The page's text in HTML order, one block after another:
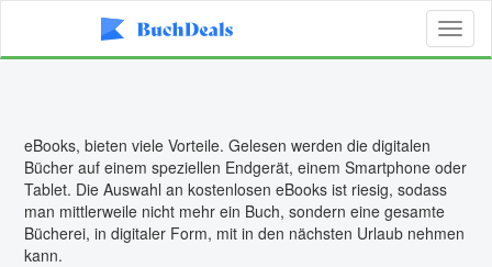
eBooks, bieten viele Vorteile. Gelesen werden die digitalen
Bücher auf einem speziellen Endgerät, einem Smartphone oder
Tablet. Die Auswahl an kostenlosen eBooks ist riesig, sodass
man mittlerweile nicht mehr ein Buch, sondern eine gesamte
Bücherei, in digitaler Form, mit in den nächsten Urlaub nehmen
kann.